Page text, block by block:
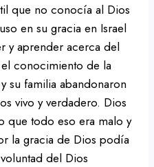
que no conocía al Dios
en su gracia en Israel
y aprender acerca del
conocimiento de la
su familia abandonaron
vivo y verdadero. Dios
que todo eso era malo y
la gracia de Dios podía
del Dios